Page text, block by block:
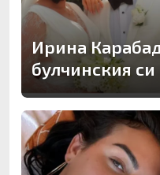
Ирина
булчинския